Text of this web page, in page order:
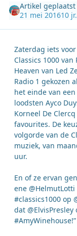
Artikel
21 mei 201610 jr.
Zaterdag iets
Classics 1000
Heaven van Led
Radio 1 gekozen
het einde van
loodsten Ayco
Korneel De
favourites. De
volgorde van de
muziek, van
uur.
En of ze ervan
ene
#classics1000 op
dat
#AmyWinehouse!”